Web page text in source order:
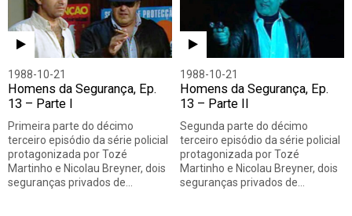
1988-10-21
Homens da Segurança, Ep.
13 – Parte I
Primeira parte do décimo
terceiro episódio da série policial
protagonizada por Tozé
Martinho e Nicolau Breyner, dois
seguranças privados de…
1988-10-21
Homens da Segurança, Ep.
13 – Parte II
Segunda parte do décimo
terceiro episódio da série policial
protagonizada por Tozé
Martinho e Nicolau Breyner, dois
seguranças privados de…